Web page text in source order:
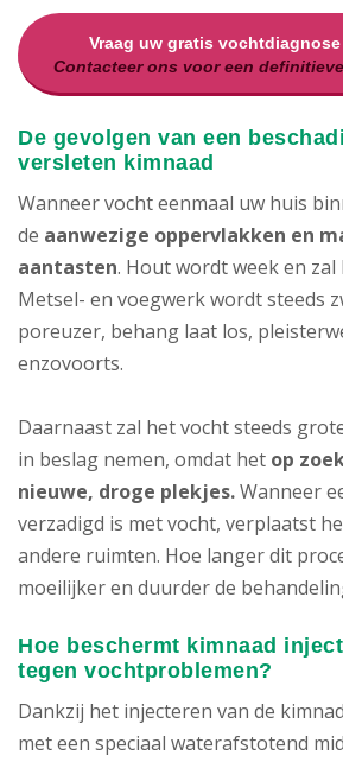
Vraag uw gratis
Contacteer ons voor een
De gevolgen van een
versleten kimnaad
Wanneer vocht eenmaal uw huis
de aanwezige oppervlakken en
aantasten. Hout wordt week en
Metsel- en voegwerk wordt steeds
poreuzer, behang laat los,
enzovoorts.
Daarnaast zal het vocht steeds
in beslag nemen, omdat het op
nieuwe, droge plekjes.Wanneer
verzadigd is met vocht, verplaatst
andere ruimten. Hoe langer dit
moeilijker en duurder de
Hoe beschermt kimnaad
tegen vochtproblemen?
Dankzij het injecteren van de
met een speciaal waterafstotend